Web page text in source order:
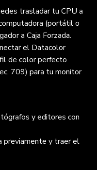
trasladar tu CPU a
(portátil o
a Caja Forzada.
el Datacolor
de color perfecto
709) para tu monitor
y editores con
previamente y traer el